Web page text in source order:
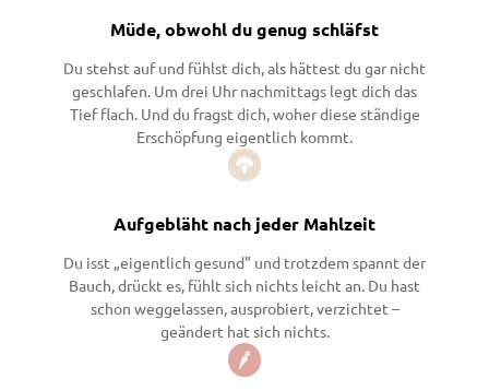
Müde, obwohl du genug schläfst
Du stehst auf und fühlst dich, als hättest du gar nicht
geschlafen. Um drei Uhr nachmittags legt dich das
Tief flach. Und du fragst dich, woher diese ständige
Erschöpfung eigentlich kommt.
Aufgebläht nach jeder Mahlzeit
Du isst „eigentlich gesund" und trotzdem spannt der
Bauch, drückt es, fühlt sich nichts leicht an. Du hast
schon weggelassen, ausprobiert, verzichtet –
geändert hat sich nichts.